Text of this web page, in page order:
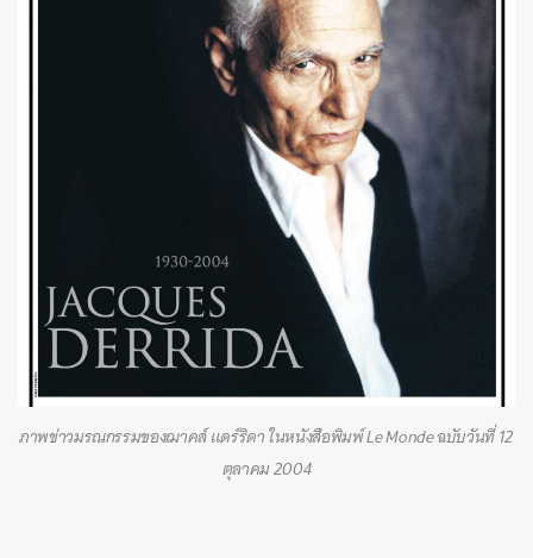
ภาพข่าวมรณกรรมของฌาคส์ แดร์ริดา ในหนังสือพิมพ์ Le Monde ฉบับวันที่ 12
ตุลาคม 2004